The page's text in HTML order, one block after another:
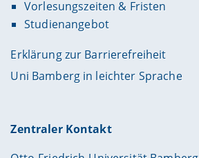
Vorlesungszeiten & Fristen
Studienangebot
Erklärung zur Barrierefreiheit
Uni Bamberg in leichter Sprache
Zentraler Kontakt